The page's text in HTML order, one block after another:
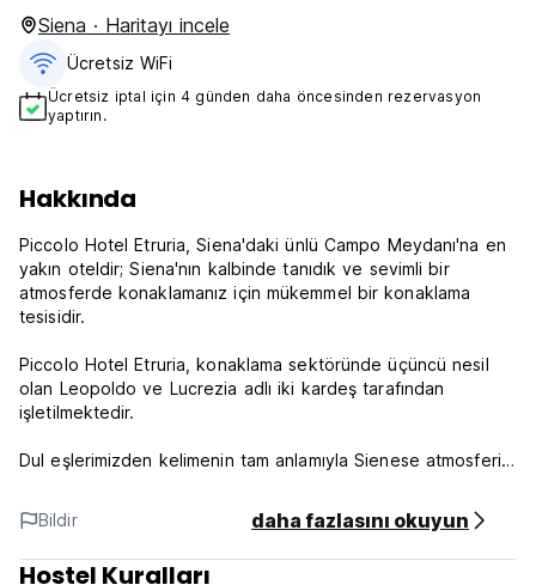
Siena · Haritayı incele
Ücretsiz WiFi
Ücretsiz iptal için 4 günden daha öncesinden rezervasyon
yaptırın.
Hakkında
Piccolo Hotel Etruria, Siena'daki ünlü Campo Meydanı'na en
yakın oteldir; Siena'nın kalbinde tanıdık ve sevimli bir
atmosferde konaklamanız için mükemmel bir konaklama
tesisidir.
Piccolo Hotel Etruria, konaklama sektöründe üçüncü nesil
olan Leopoldo ve Lucrezia adlı iki kardeş tarafından
işletilmektedir.
Dul eşlerimizden kelimenin tam anlamıyla Sienese atmosferini
Hizmet:
Klima (Haziran - Ekim )
Telefon
Bildir daha fazlasını okuyun
Hostel Kuralları